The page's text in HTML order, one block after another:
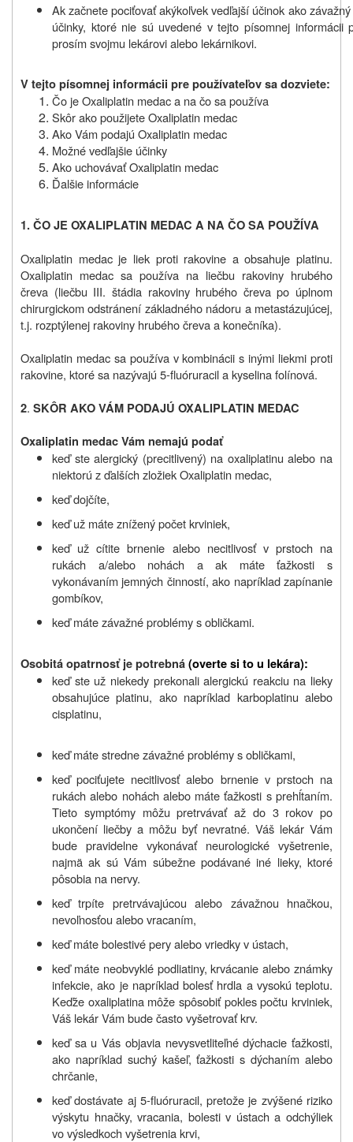
Ak začnete pociťovať akýkoľvek vedľajší účinok ako
účinky, ktoré nie sú uvedené v tejto písomnej informácii
prosím svojmu lekárovi alebo lekárnikovi.
V tejto písomnej informácii pre používateľov sa dozviete:
Čo je Oxaliplatin medac a na čo sa používa
Skôr ako použijete Oxaliplatin medac
Ako Vám podajú Oxaliplatin medac
Možné vedľajšie účinky
Ako uchovávať Oxaliplatin medac
Ďalšie informácie
1. ČO JEOXALIPLATIN MEDAC A NA ČO SA POUŽÍVA
Oxaliplatin medac je liek proti rakovine a obsahuje platinu.
Oxaliplatin medac sa používa na liečbu rakoviny hrubého
čreva (liečbu III. štádia rakoviny hrubého čreva po úplnom
chirurgickom odstránení základného nádoru a metastázujúcej,
t.j. rozptýlenej rakoviny hrubého čreva a konečníka).
Oxaliplatin medac sa používa v kombinácii s inými liekmi proti
rakovine, ktoré sa nazývajú 5‑fluóruracil a kyselina folínová.
2. SKÔR AKO VÁM PODAJÚ OXALIPLATIN MEDAC
Oxaliplatin medac Vám nemajú podať
keď ste alergický (precitlivený) na oxaliplatinu alebo na
niektorú z ďalších zložiek Oxaliplatin medac,
keď dojčíte,
keď už máte znížený počet krviniek,
keď už cítite brnenie alebo necitlivosť v prstoch na
rukách a/alebo nohách a ak máte ťažkosti s
vykonávaním jemných činností, ako napríklad zapínanie
gombíkov,
keď máte závažné problémy s obličkami.
Osobitá opatrnosť je potrebná(overte si to u lekára):
keď ste už niekedy prekonali alergickú reakciu na lieky
obsahujúce platinu, ako napríklad karboplatinu alebo
cisplatinu,
keď máte stredne závažné problémy s obličkami,
keď pociťujete necitlivosť alebo brnenie v prstoch na
rukách alebo nohách alebo máte ťažkosti s prehĺtaním.
Tieto symptómy môžu pretrvávať až do 3 rokov po
ukončení liečby a môžu byť nevratné. Váš lekár Vám
bude pravidelne vykonávať neurologické vyšetrenie,
najmä ak sú Vám súbežne podávané iné lieky, ktoré
pôsobia na nervy.
keď trpíte pretrvávajúcou alebo závažnou hnačkou,
nevoľnosťou alebo vracaním,
keď máte bolestivé pery alebo vriedky v ústach,
keď máte neobvyklé podliatiny, krvácanie alebo známky
infekcie, ako je napríklad bolesť hrdla a vysokú teplotu.
Keďže oxaliplatina môže spôsobiť pokles počtu krviniek,
Váš lekár Vám bude často vyšetrovať krv.
keď sa u Vás objavia nevysvetliteľné dýchacie ťažkosti,
ako napríklad suchý kašeľ, ťažkosti s dýchaním alebo
chrčanie,
keď dostávate aj 5‑fluóruracil, pretože je zvýšené riziko
výskytu hnačky, vracania, bolesti v ústach a odchýliek
vo výsledkoch vyšetrenia krvi,